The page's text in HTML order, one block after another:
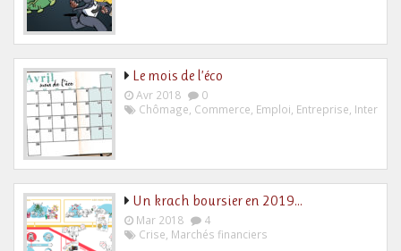
Le mois de l’éco
Avr 2018
0
Chômage Commerce Emploi Entreprise
Un krach boursier en 2019…
Mar 2018
4
Crise Marchés financiers